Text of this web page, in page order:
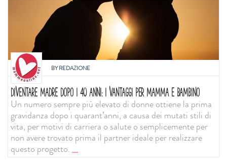
BYREDAZIONE
DIVENTARE MADRE DOPO I 40 ANNI: I VANTAGGI PER MAMMA E BAMBINO
Un numero sempre più elevato di donne ottiene la prima
gravidanza dopo i quarant’anni, a causa dei mutati stili di
vita, per motivi di carriera o salute o semplicemente per
non avere trovato prima il partner ideale per realizzare
questo progetto....